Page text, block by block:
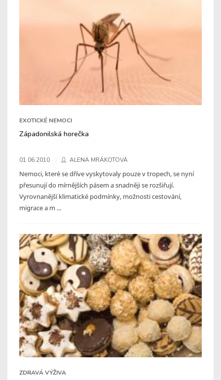
EXOTICKÉ NEMOCI
Západonilská horečka
01.06.2010 ALENA MRÁKOTOVÁ
Nemoci, které se dříve vyskytovaly pouze v tropech, se nyní
přesunují do mírnějších pásem a snadněji se rozšiřují.
Vyrovnanější klimatické podmínky, možnosti cestování,
migrace a m ...
ZDRAVÁ VÝŽIVA